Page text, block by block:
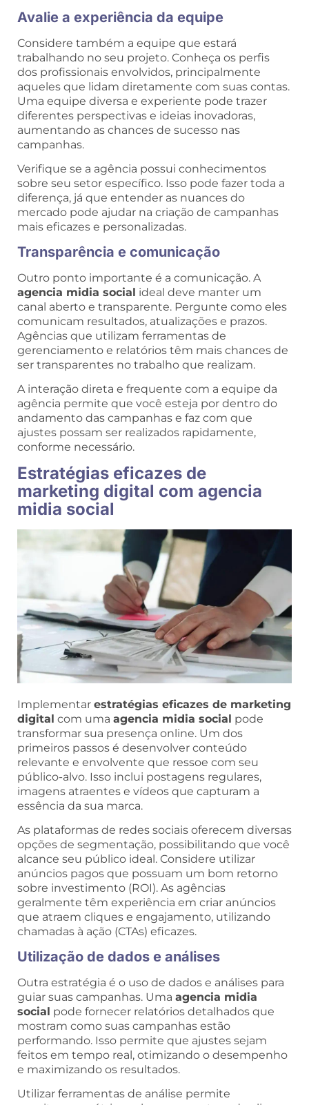
Avalie a experiência da equipe
Considere também a equipe que estará
trabalhando no seu projeto. Conheça os perfis
dos profissionais envolvidos, principalmente
aqueles que lidam diretamente com suas contas.
Uma equipe diversa e experiente pode trazer
diferentes perspectivas e ideias inovadoras,
aumentando as chances de sucesso nas
campanhas.
Verifique se a agência possui conhecimentos
sobre seu setor específico. Isso pode fazer toda a
diferença, já que entender as nuances do
mercado pode ajudar na criação de campanhas
mais eficazes e personalizadas.
Transparência e comunicação
Outro ponto importante é a comunicação. A
agencia midia social ideal deve manter um
canal aberto e transparente. Pergunte como eles
comunicam resultados, atualizações e prazos.
Agências que utilizam ferramentas de
gerenciamento e relatórios têm mais chances de
ser transparentes no trabalho que realizam.
A interação direta e frequente com a equipe da
agência permite que você esteja por dentro do
andamento das campanhas e faz com que
ajustes possam ser realizados rapidamente,
conforme necessário.
Estratégias eficazes de
marketing digital com agencia
midia social
Implementar estratégias eficazes de marketing
digital com uma agencia midia social pode
transformar sua presença online. Um dos
primeiros passos é desenvolver conteúdo
relevante e envolvente que ressoe com seu
público-alvo. Isso inclui postagens regulares,
imagens atraentes e vídeos que capturam a
essência da sua marca.
As plataformas de redes sociais oferecem diversas
opções de segmentação, possibilitando que você
alcance seu público ideal. Considere utilizar
anúncios pagos que possuam um bom retorno
sobre investimento (ROI). As agências
geralmente têm experiência em criar anúncios
que atraem cliques e engajamento, utilizando
chamadas à ação (CTAs) eficazes.
Utilização de dados e análises
Outra estratégia é o uso de dados e análises para
guiar suas campanhas. Uma agencia midia
social pode fornecer relatórios detalhados que
mostram como suas campanhas estão
performando. Isso permite que ajustes sejam
feitos em tempo real, otimizando o desempenho
e maximizando os resultados.
Utilizar ferramentas de análise permite